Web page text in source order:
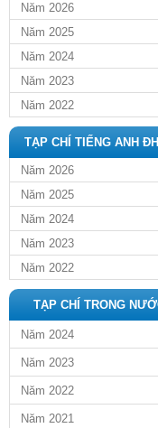
Năm 2026
Năm 2025
Năm 2024
Năm 2023
Năm 2022
TẠP CHÍ TIẾNG ANH
Năm 2026
Năm 2025
Năm 2024
Năm 2023
Năm 2022
TẠP CHÍ TRONG
Năm 2024
Năm 2023
Năm 2022
Năm 2021